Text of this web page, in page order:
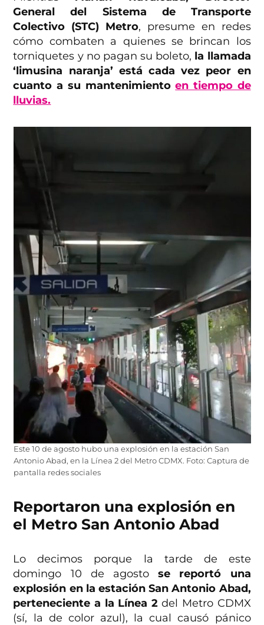
General del Sistema de Transporte
Colectivo (STC) Metro, presume en redes
cómo combaten a quienes se brincan los
torniquetes y no pagan su boleto, la llamada
‘limusina naranja’ está cada vez peor en
cuanto a su mantenimientoen tiempo de
lluvias.
Este 10 de agosto hubo una explosión en la estación San
Antonio Abad, en la Línea 2 del Metro CDMX. Foto: Captura de
pantalla redes sociales
Reportaron una explosión en
el Metro San Antonio Abad
Lo decimos porque la tarde de este
domingo 10 de agostose reportó una
explosión en la estación San Antonio Abad,
perteneciente a la Línea 2del Metro CDMX
(sí, la de color azul), la cual causó pánico